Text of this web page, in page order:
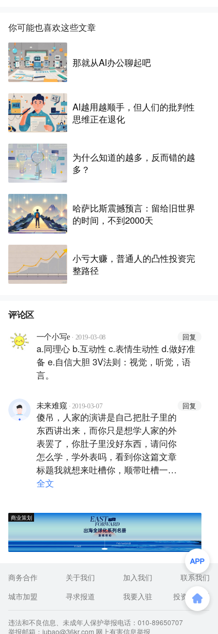
你可能也喜欢这些文章
那就从AI办公聊起吧
AI越用越顺手，但人们的批判性
思维正在退化
为什么知道的越多，反而错的越
多？
哈萨比斯震撼预言：留给旧世界
的时间，不到2000天
小亏大赚，普通人的凸性投资完
整路径
评论区
一个小写e · 2019-03-08 回复
a.同理心 b.互动性 c.表情生动性 d.做好准
备 e.自信大胆 3V法则：视觉，听觉，语
言。
未来难窥 · 2019-03-07 回复
傻吊，人家的演讲是自己把肚子里的
东西讲出来，而你只是想学人家的外
表罢了，你肚子里没好东西，请问你
怎么学，学外表吗，看到你这篇文章
标题我就想来吐槽你，顺带吐槽一下
36K现在的文章要求这么低了吗
全文
商业策划
商务合作 关于我们 加入我们
联系我们
城市加盟
寻求报道 我要入驻 投资者关系
违法和不良信息、未成年人保护举报电话：010-89650707
举报邮箱：jubao@36kr.com 网上有害信息举报